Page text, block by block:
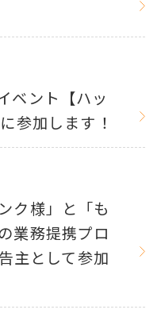
ベント【ハッ
参加します！
ク様」と「も
業務提携プロ
主として参加